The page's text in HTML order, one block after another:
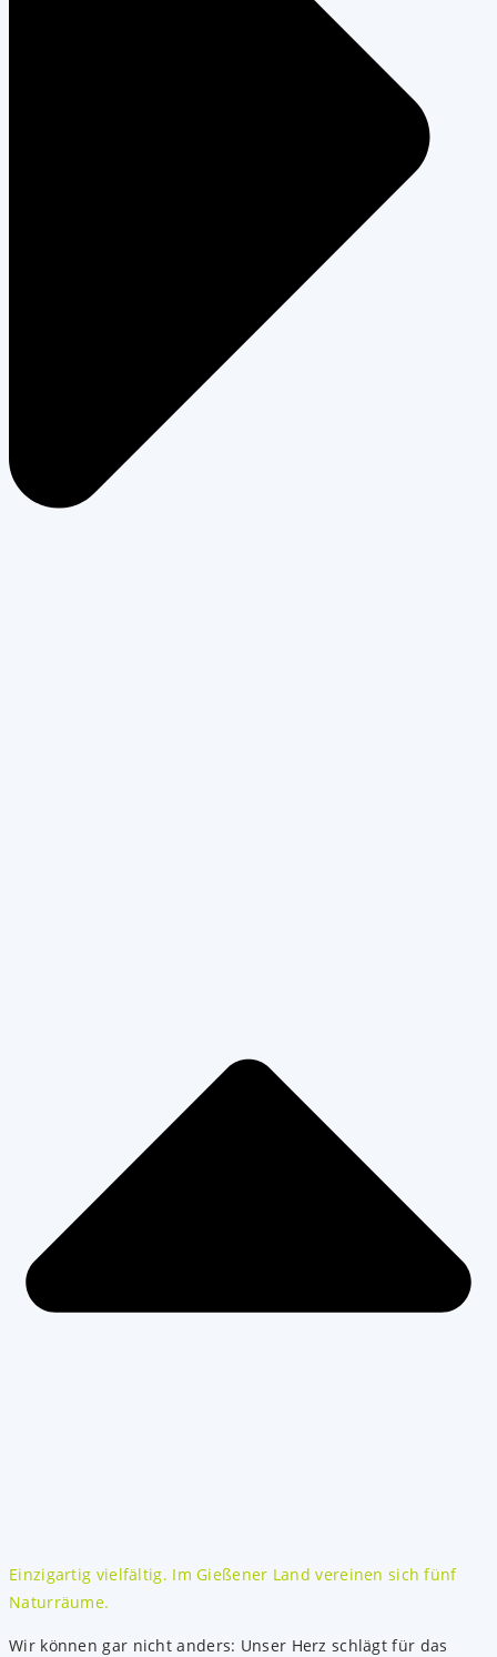
Einzigartig vielfältig. Im Gießener Land vereinen sich fünf
Naturräume.
Wir können gar nicht anders: Unser Herz schlägt für das